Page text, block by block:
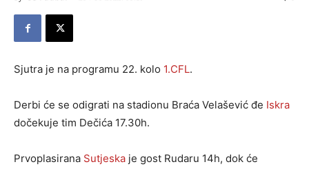
Sjutra je na programu 22. kolo 1.CFL.
Derbi će se odigrati na stadionu Braća Velašević đe Iskra
dočekuje tim Dečića 17.30h.
Prvoplasirana Sutjeska je gost Rudaru 14h, dok će